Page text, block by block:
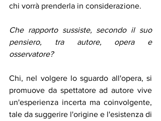
chi vorrà prenderla in considerazione.
Che rapporto sussiste, secondo il suo
pensiero, tra autore, opera e
osservatore?
Chi, nel volgere lo sguardo all'opera, si
promuove da spettatore ad autore vive
un'esperienza incerta ma coinvolgente,
tale da suggerire l'origine e l'esistenza di